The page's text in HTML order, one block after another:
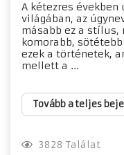
A kétezres
világában, az
másabb ez a stílus,
komorabb,
ezek a történetek,
mellett a ...
Tovább a teljes
3828 Találat